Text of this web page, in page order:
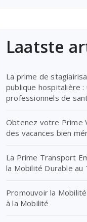
Laatste
La prime de
publique hospitalière
professionnels de
Obtenez votre Prime
des vacances bien
La Prime Transport
la Mobilité Durable au
Promouvoir la
à la Mobilité